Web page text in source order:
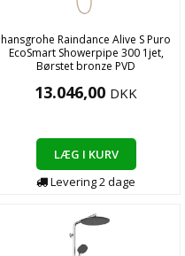
hansgrohe Raindance Alive S Puro
EcoSmart Showerpipe 300 1jet,
Børstet bronze PVD
13.046,00 DKK
LÆG I KURV
Levering2dage